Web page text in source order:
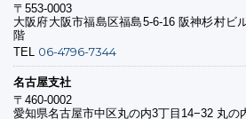
〒553-0003
大阪府大阪市福島区福島5-6-16 阪神杉村ビ
階
TEL 06-4796-7344
名古屋支社
〒460-0002
愛知県名古屋市中区丸の内3丁目14−32 丸の